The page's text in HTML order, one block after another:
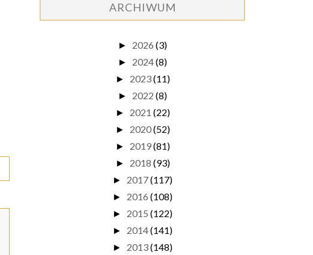
ARCHIWUM
► 2026 (3)
► 2024(8)
► 2023(11)
► 2022 (8)
► 2021 (22)
► 2020(52)
► 2019(81)
► 2018 (93)
► 2017(117)
► 2016 (108)
► 2015 (122)
► 2014(141)
► 2013(148)